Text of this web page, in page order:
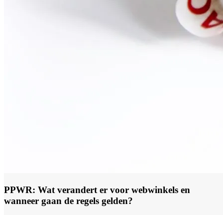
PPWR: Wat verandert er voor webwinkels en
wanneer gaan de regels gelden?